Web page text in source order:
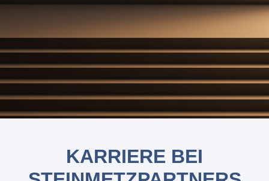
KARRIERE BEI